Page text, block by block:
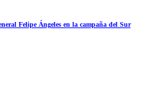
Felipe Ángeles en la campaña del Sur